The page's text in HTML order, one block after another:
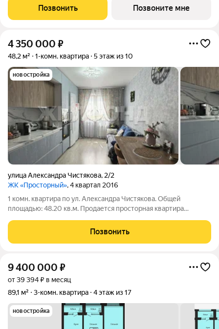
объединили заводскую точность конструкций, современную
архитектуру и уникальное расположение в экологически
Позвонить Позвоните мне
4 350 000 ₽
48,2 м² 1-комн. квартира 5 этаж из 10
новостройка
улица Александра Чистякова, 2/2
ЖК «Просторный», 4 квартал 2016
1 комн. квартира по ул. Александра Чистякова. Общей
площадью: 48.20 кв.м. Продается просторная квартира
48,2 кв.м., что позволит вам создать уютное и комфортное
пространство для жизни. Квартира
Позвонить
9 400 000 ₽
от 39 394 ₽ в месяц
89,1 м²
3-комн. квартира 4 этаж из 17
новостройка